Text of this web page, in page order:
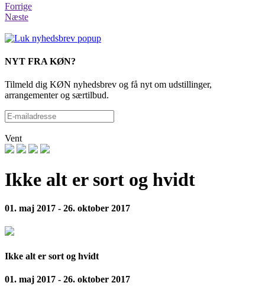
Forrige
Næste
NYT FRA KØN?
Tilmeld dig KØN nyhedsbrev og få nyt om udstillinger,
arrangementer og særtilbud.
Vent
Ikke alt er sort og hvidt
01. maj 2017 - 26. oktober 2017
Ikke alt er sort og hvidt
01. maj 2017 - 26. oktober 2017